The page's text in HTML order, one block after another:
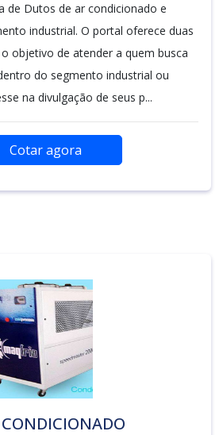
de Dutos de ar condicionado e
industrial. O portal oferece duas
objetivo de atender a quem busca
do segmento industrial ou
na divulgação de seus p...
Cotar agora